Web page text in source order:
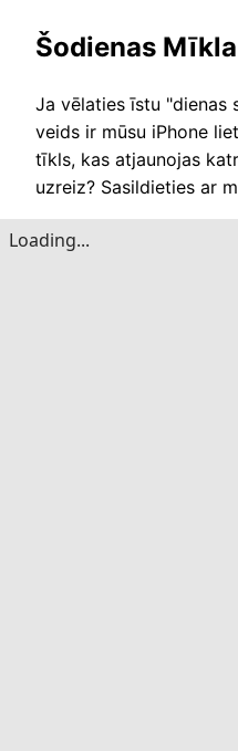
Šodienas Mīkla
Ja vēlaties īstu "dienas
veids ir mūsu iPhone
tīkls, kas atjaunojas
uzreiz? Sasildieties ar